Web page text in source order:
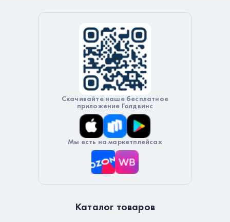
Скачивайте наше бесплатное
приложение Голдвинс
Мы есть на маркетплейсах
Каталог товаров